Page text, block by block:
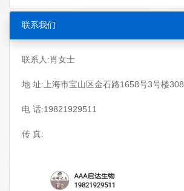
联系我们
联系人:肖女士
地 址:上海市宝山区金石路1658号3号楼308
电 话:19821929511
传 真: